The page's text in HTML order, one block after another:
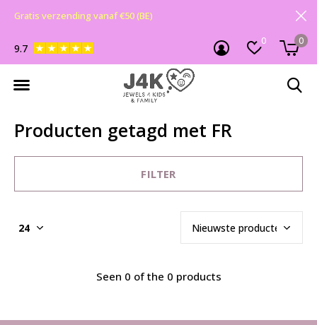
0 0
9.7
Gratis verzending vanaf €50 (BE)
Producten getagd met FR
FILTER
Seen 0 of the 0 products